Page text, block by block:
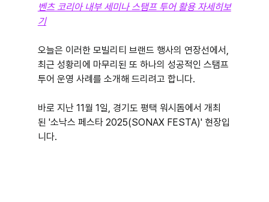
벤츠 코리아 내부 세미나 스탬프 투어 활용 자세히보
기
오늘은 이러한 모빌리티 브랜드 행사의 연장선에서,
최근 성황리에 마무리된 또 하나의 성공적인 스탬프
투어 운영 사례를 소개해 드리려고 합니다.
바로 지난 11월 1일, 경기도 평택 워시돔에서 개최
된 '소낙스 페스타 2025(SONAX FESTA)' 현장입
니다.